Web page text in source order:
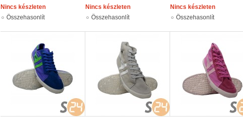
Nincs készleten
Összehasonlít
Nincs készleten
Összehasonlít
Nincs készleten
Összehasonlít